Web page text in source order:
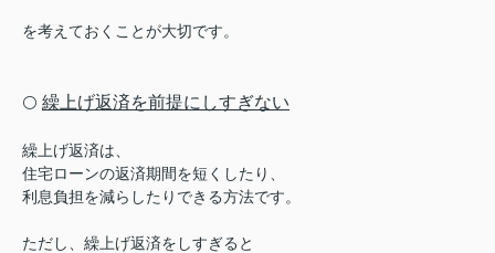
を考えておくことが大切です。
⚪️ 繰上げ返済を前提にしすぎない
繰上げ返済は、
住宅ローンの返済期間を短くしたり、
利息負担を減らしたりできる方法です。
ただし、繰上げ返済をしすぎると